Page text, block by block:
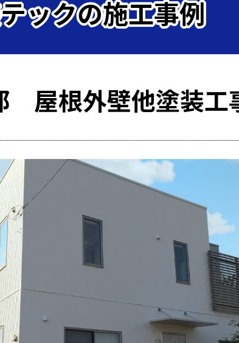
ックの施工事例
屋根外壁他塗装工